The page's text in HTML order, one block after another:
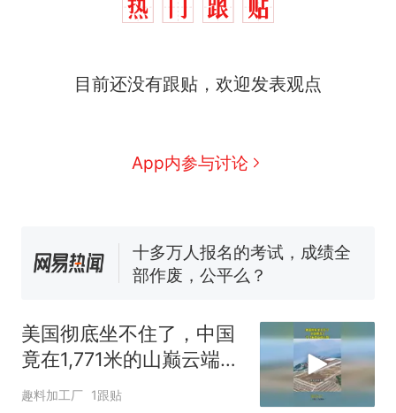
目前还没有跟贴，欢迎发表观点
App内参与讨论
因老师一句“跟我回家”改写了
眼了……
空调24小时开着反而更省电？
电力部门回应
已叫停招聘，成立调查组全面
核查
十多万人报名的考试，成绩全
部作废，公平么？
搜，网友：天塌了！
热 那个在床头放菜刀的女孩，
因老师一句“跟我回家”改写了
美国彻底坐不住了，中国
竟在1,771米的山巅云端，
架起超级机场
趣料加工厂 1跟贴